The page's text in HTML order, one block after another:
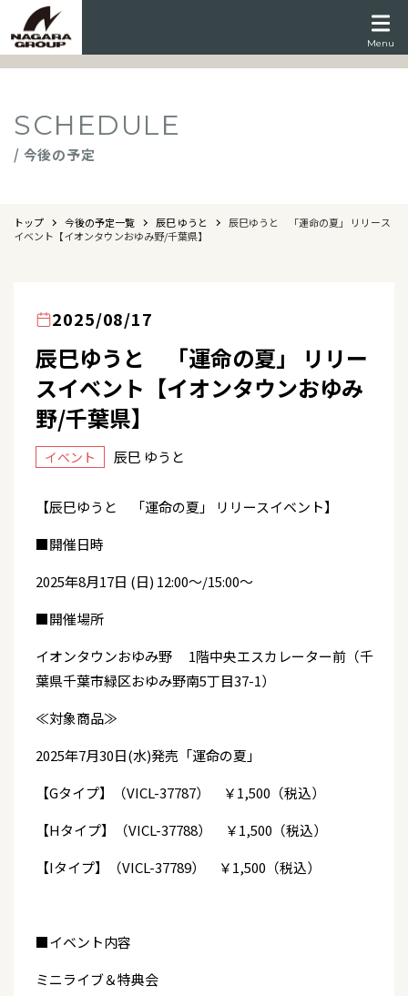
Menu
SCHEDULE
/ 今後の予定
トップ 今後の予定一覧 辰巳 ゆうと
辰巳ゆうと 「運命の夏」 リリース
イベント【イオンタウンおゆみ野/千葉県】
2025/08/17
辰巳ゆうと 「運命の夏」 リリー
スイベント【イオンタウンおゆみ
野/千葉県】
イベント 辰巳 ゆうと
【辰巳ゆうと 「運命の夏」 リリースイベント】
■開催日時
2025年8月17日 (日) 12:00～/15:00～
■開催場所
イオンタウンおゆみ野 1階中央エスカレーター前（千
葉県千葉市緑区おゆみ野南5丁目37-1）
≪対象商品≫
2025年7月30日(水)発売「運命の夏」
【Gタイプ】（VICL-37787） ￥1,500（税込）
【Hタイプ】（VICL-37788） ￥1,500（税込）
【Iタイプ】（VICL-37789） ￥1,500（税込）
■イベント内容
ミニライブ＆特典会